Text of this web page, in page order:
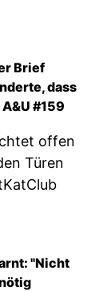
Brief
dass
#159
offen
Türen
"Nicht